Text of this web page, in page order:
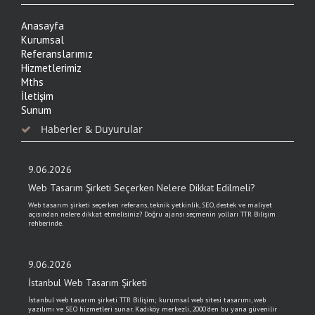
Anasayfa
Kurumsal
Referanslarımız
Hizmetlerimiz
Mths
İletişim
Sunum
Haberler & Duyurular
9.06.2026
Web Tasarım Şirketi Seçerken Nelere Dikkat Edilmeli?
Web tasarım şirketi seçerken referans, teknik yetkinlik, SEO, destek ve maliyet
açısından nelere dikkat etmelisiniz? Doğru ajansı seçmenin yolları TTR Bilişim
rehberinde.
9.06.2026
İstanbul Web Tasarım Şirketi
İstanbul web tasarım şirketi TTR Bilişim; kurumsal web sitesi tasarımı, web
yazılımı ve SEO hizmetleri sunar. Kadıköy merkezli, 2000'den bu yana güvenilir